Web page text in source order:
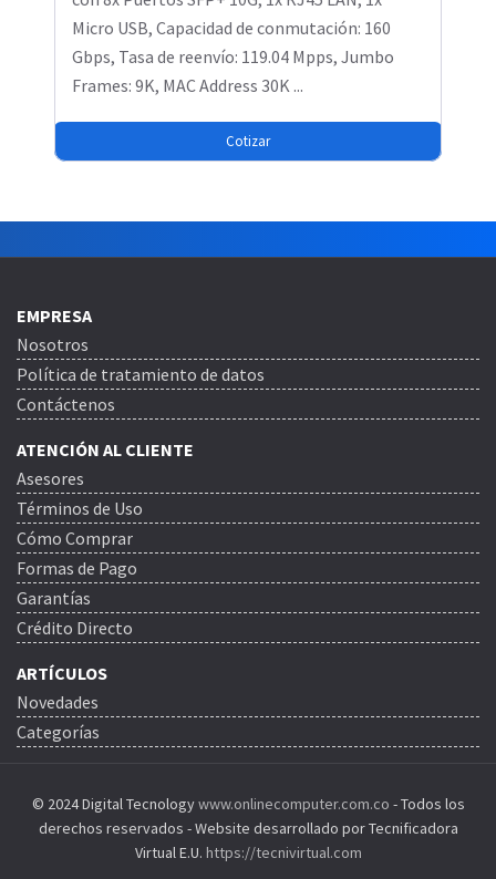
Micro USB, Capacidad de conmutación: 160
Gbps, Tasa de reenvío: 119.04 Mpps, Jumbo
Frames: 9K, MAC Address 30K ...
Cotizar
EMPRESA
Nosotros
Política de tratamiento de datos
Contáctenos
ATENCIÓN AL CLIENTE
Asesores
Términos de Uso
Cómo Comprar
Formas de Pago
Garantías
Crédito Directo
ARTÍCULOS
Novedades
Categorías
© 2024 Digital Tecnologywww.onlinecomputer.com.co - Todos los
derechos reservados - Website desarrollado por Tecnificadora
Virtual E.U. https://tecnivirtual.com